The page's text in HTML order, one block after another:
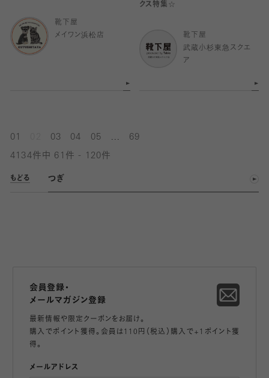
靴下屋
メイワン浜松店
クス特集☆
靴下屋
武蔵小杉東急スクエ
ア
01 03 04 05 69
4134件中 61件 - 120件
もどる つぎ
会員登録・
メールマガジン登録
最新情報や限定クーポンをお届け。
購入でポイント獲得。会員は110円（税込）購入で+1ポイント獲
得。
メールアドレス